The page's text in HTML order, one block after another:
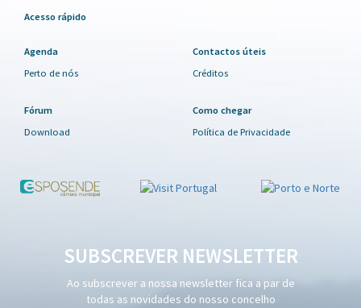
Acesso rápido
Agenda
Perto de nós
Contactos úteis
Créditos
Fórum
Download
Como chegar
Política de Privacidade
SUBSCREVER NEWSLETTER
Ao subscrever a nossa newsletter fica a par de
todas as novidades do nosso concelho